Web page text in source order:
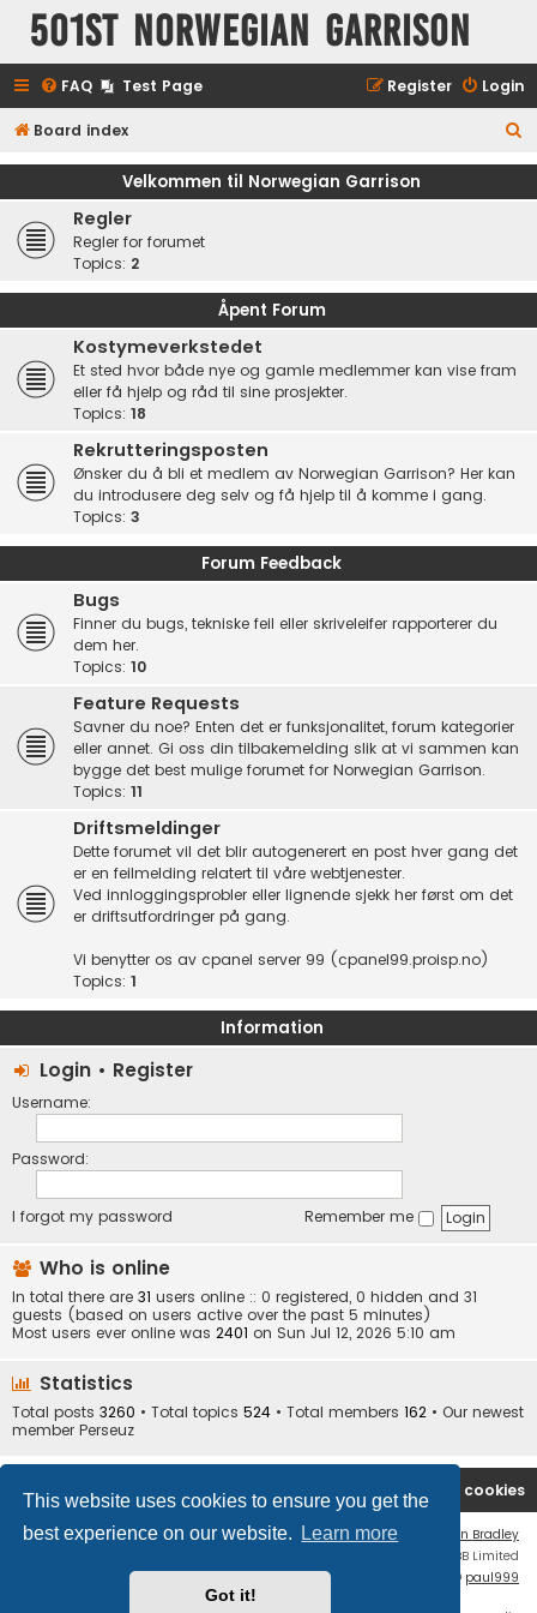
This website uses cookies to ensure you get the
best experience on our website.
Learn more
Got it!
501st Norwegian Garrison
FAQ Test Page Login
Register
Board index
e
Velkommen til Norwegian Garrison
Regler
Regler for forumet
Topics: 2
Åpent Forum
Kostymeverkstedet
Et sted hvor både nye og gamle medlemmer kan vise fram
eller få hjelp og råd til sine prosjekter.
Topics: 18
Rekrutteringsposten
Ønsker du å bli et medlem av Norwegian Garrison? Her kan
du introdusere deg selv og få hjelp til å komme i gang.
Topics: 3
Forum Feedback
Bugs
Finner du bugs, tekniske feil eller skriveleifer rapporterer du
dem her.
Topics: 10
Feature Requests
Savner du noe? Enten det er funksjonalitet, forum kategorier
eller annet. Gi oss din tilbakemelding slik at vi sammen kan
bygge det best mulige forumet for Norwegian Garrison.
Topics: 11
Driftsmeldinger
Dette forumet vil det blir autogenerert en post hver gang det
er en feilmelding relatert til våre webtjenester.
Ved innloggingsprobler eller lignende sjekk her først om det
er driftsutfordringer på gang.
Vi benytter os av cpanel server 99 (cpanel99.proisp.no)
Topics: 1
Information
Login • Register
Username:
Password:
I forgot my password Remember me
Who is online
In total there are 31 users online :: 0 registered, 0 hidden and 31
guests (based on users active over the past 5 minutes)
Most users ever online was 2401 on Sun Jul 12, 2026 5:10 am
Statistics
Total posts 3260 • Total topics 524 • Total members 162 • Our newest
member Perseuz
Board index Delete cookies
Flat Style by
Ian Bradley
® Forum Software © phpBB Limited
phpBB Two Factor Authentication © paul999